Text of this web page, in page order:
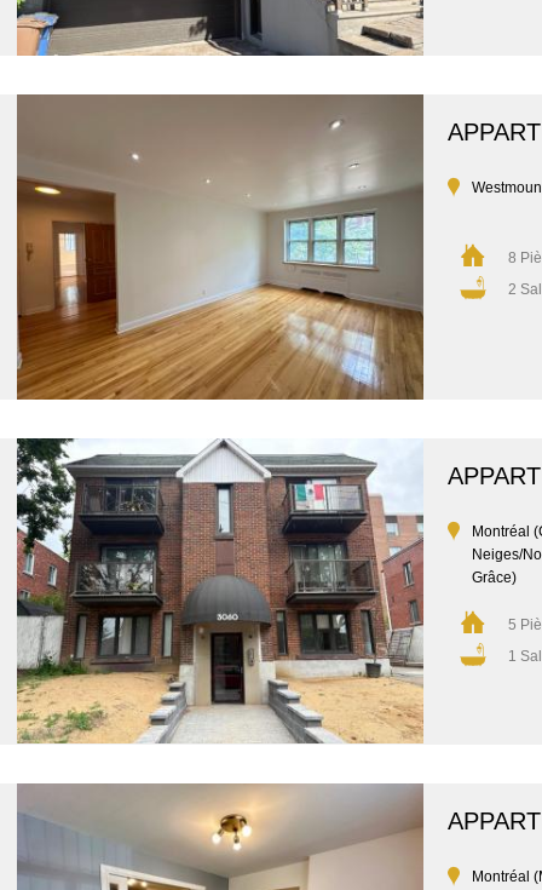
8
2
Montréal
Neiges/
Grâce)
5
1
Montréal